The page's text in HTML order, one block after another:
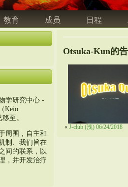
教育 成员 日程
学研究中心 -
Keio
移至。
周围，自主和
制、我们旨在
间的联系，以
，并开发治疗
Otsuka-Kun的
« J-club (浅) 06/24/2018